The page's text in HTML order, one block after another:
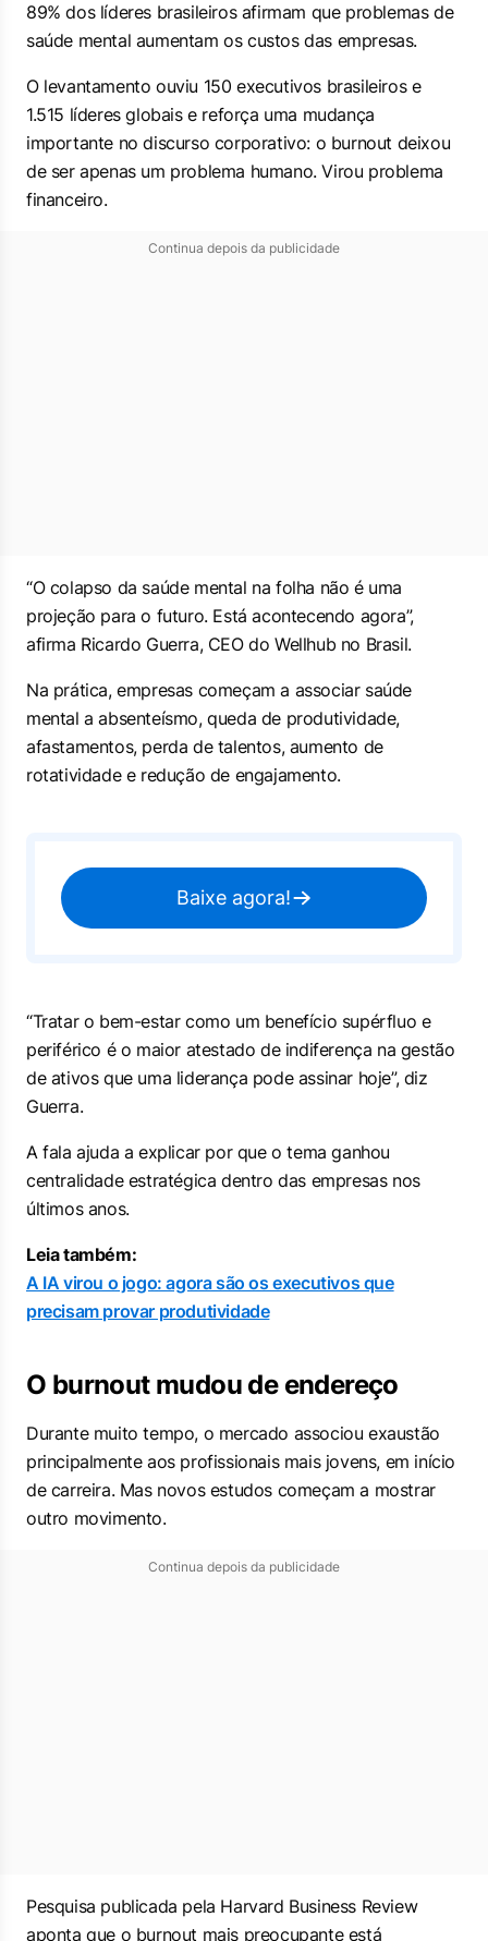
89% dos líderes brasileiros afirmam que problemas de
saúde mental aumentam os custos das empresas.
O levantamento ouviu 150 executivos brasileiros e
1.515 líderes globais e reforça uma mudança
importante no discurso corporativo: o burnout deixou
de ser apenas um problema humano. Virou problema
financeiro.
Continua depois da publicidade
“O colapso da saúde mental na folha não é uma
projeção para o futuro. Está acontecendo agora”,
afirma Ricardo Guerra, CEO do Wellhub no Brasil.
Na prática, empresas começam a associar saúde
mental a absenteísmo, queda de produtividade,
afastamentos, perda de talentos, aumento de
rotatividade e redução de engajamento.
Baixe agora!
“Tratar o bem-estar como um benefício supérfluo e
periférico é o maior atestado de indiferença na gestão
de ativos que uma liderança pode assinar hoje”, diz
Guerra.
A fala ajuda a explicar por que o tema ganhou
centralidade estratégica dentro das empresas nos
últimos anos.
Leia também:
A IA virou o jogo: agora são os executivos que
precisam provar produtividade
O burnout mudou de endereço
Durante muito tempo, o mercado associou exaustão
principalmente aos profissionais mais jovens, em início
de carreira. Mas novos estudos começam a mostrar
outro movimento.
Continua depois da publicidade
Pesquisa publicada pela Harvard Business Review
aponta que o burnout mais preocupante está